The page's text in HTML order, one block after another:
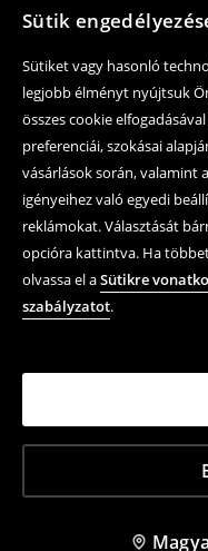
Sütik
Sütiket vagy hasonló
legjobb élményt nyújtsuk
összes cookie
preferenciái, szokásai
vásárlások során, valamint
igényeihez való egyedi
reklámokat. Választását
opcióra kattintva. Ha
olvassa el aSütikre
szabályzatot.
Segítség és
Online vásárlás
Felhasználási
Jogi kérdések
LPP
Adószám: 11970529-
685827